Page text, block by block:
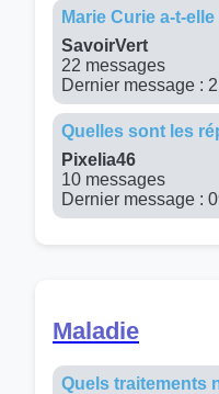
Marie Curie a-t-
SavoirVert
22 messages
Dernier message :
Quelles sont les
Pixelia46
10 messages
Dernier message :
Maladie
Quels traitements